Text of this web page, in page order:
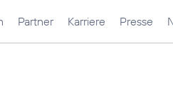
Partner Karriere Presse